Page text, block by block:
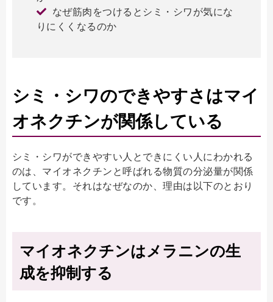
なぜ筋肉をつけるとシミ・シワが気にな
りにくくなるのか
シミ・シワのできやすさはマイ
オネクチンが関係している
シミ・シワができやすい人とできにくい人にわかれる
のは、マイオネクチンと呼ばれる物質の分泌量が関係
しています。それはなぜなのか、理由は以下のとおり
です。
マイオネクチンはメラニンの生
成を抑制する